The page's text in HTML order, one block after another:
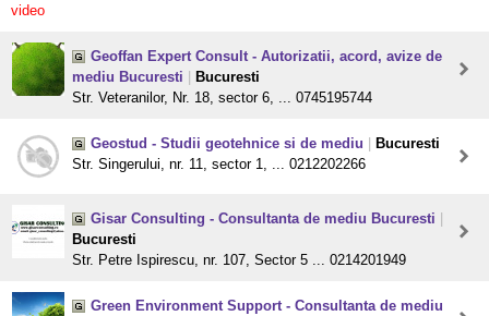
video
Geoffan Expert Consult - Autorizatii, acord, avize de
mediu Bucuresti
Bucuresti
Str. Veteranilor, Nr. 18, sector 6, ... 0745195744
Geostud - Studii geotehnice si de mediu
Bucuresti
Str. Singerului, nr. 11, sector 1, ... 0212202266
Gisar Consulting - Consultanta de mediu Bucuresti
Bucuresti
Str. Petre Ispirescu, nr. 107, Sector 5 ... 0214201949
Green Environment Support - Consultanta de mediu